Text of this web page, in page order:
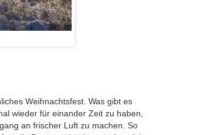
Weihnachtsfest. Was gibt es
wieder für einander Zeit zu haben,
an frischer Luft zu machen. So